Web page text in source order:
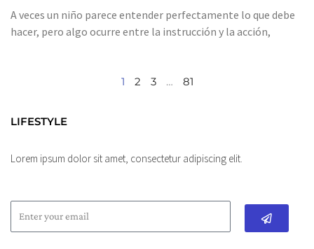
A veces un niño parece entender perfectamente lo que debe
hacer, pero algo ocurre entre la instrucción y la acción,
1 2 3 … 81
LIFESTYLE
Lorem ipsum dolor sit amet, consectetur adipiscing elit.
Submit